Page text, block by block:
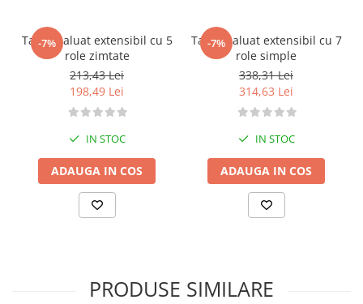
-7%
Taietor aluat extensibil cu 5
role zimtate
213,43 Lei
198,49 Lei
IN STOC
ADAUGA IN COS
-7%
Taietor aluat extensibil cu 7
role simple
338,31 Lei
314,63 Lei
IN STOC
ADAUGA IN COS
PRODUSE SIMILARE